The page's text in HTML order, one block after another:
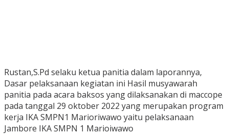
Rustan,S.Pd selaku ketua panitia dalam laporannya,
Dasar pelaksanaan kegiatan ini Hasil musyawarah
panitia pada acara baksos yang dilaksanakan di maccope
pada tanggal 29 oktober 2022 yang merupakan program
kerja IKA SMPN1 Marioriwawo yaitu pelaksanaan
Jambore IKA SMPN 1 Marioiwawo